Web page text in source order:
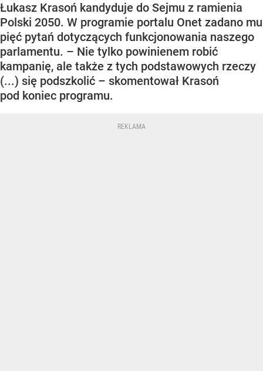
Łukasz Krasoń kandyduje do Sejmu z ramienia
Polski 2050. W programie portalu Onet zadano mu
pięć pytań dotyczących funkcjonowania naszego
parlamentu. – Nie tylko powinienem robić
kampanię, ale także z tych podstawowych rzeczy
(...) się podszkolić – skomentował Krasoń
pod koniec programu.